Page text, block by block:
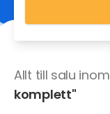
Allt till salu inom
komplett"